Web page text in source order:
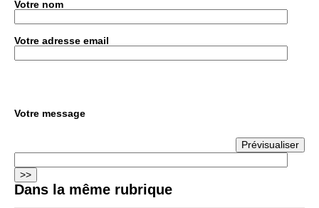
Votre nom
Votre adresse email
Votre message
Dans la même rubrique